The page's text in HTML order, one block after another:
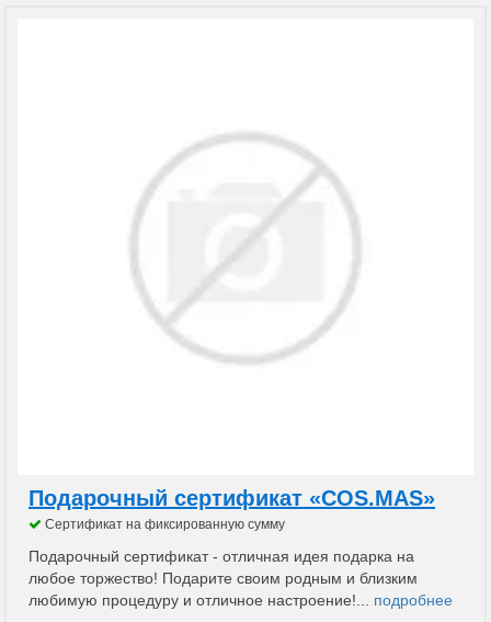
Подарочный сертификат «COS.MAS»
Сертификат на фиксированную сумму
Подарочный сертификат - отличная идея подарка на
любое торжество! Подарите своим родным и близким
любимую процедуру и отличное настроение!... подробнее